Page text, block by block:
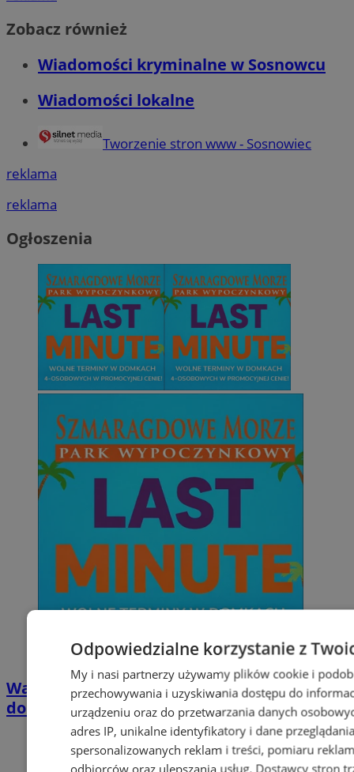
Zobacz również
Wiadomości kryminalne w Sosnowcu
Wiadomości lokalne
Tworzenie stron www - Sosnowiec
reklama
reklama
Ogłoszenia
Wakacyjny wypoczynek nad Bałtykiem w
domkach Szmaragdowe Morze
Odpowiedzialne korzystanie z
My i nasi partnerzy używamy plików cookie i
przechowywania i uzyskiwania dostępu do
urządzeniu oraz do przetwarzania danych
adres IP, unikalne identyfikatory i dane
spersonalizowanych reklam i treści, pomiaru
odbiorców oraz ulepszania usług. Dostawcy stron